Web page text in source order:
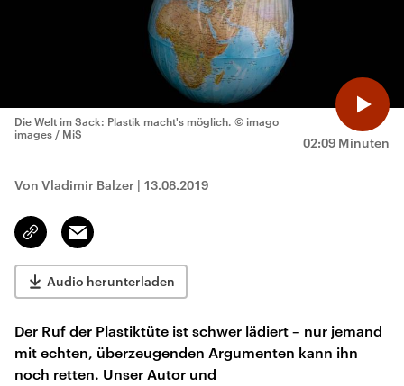
02:09 Minuten
Die Welt im Sack: Plastik macht's möglich. © imago
images / MiS
Von Vladimir Balzer | 13.08.2019
Link
kopieren/teilen
Email
Audio herunterladen
Der Ruf der Plastiktüte ist schwer lädiert – nur jemand
mit echten, überzeugenden Argumenten kann ihn
noch retten. Unser Autor und